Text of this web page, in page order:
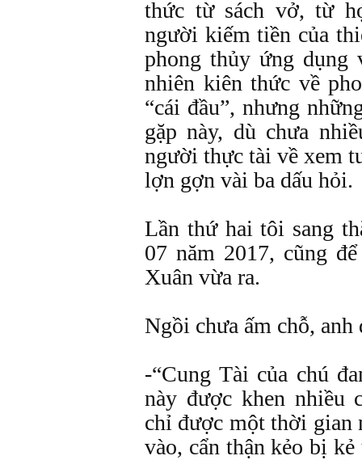
thức từ sách vở, từ
người kiếm tiền của
phong thủy ứng dụng
nhiên kiên thức về
“cái đầu”, nhưng
gặp này, dù chưa
người thực tài về xem
lợn gợn vài ba dấu hỏi.
Lần thứ hai tôi sang
07 năm 2017, cũng
Xuân vừa ra.
Ngồi chưa ấm chỗ,
-“Cung Tài của chú
này được khen nhiều
chỉ được một thời gian
vào, cẩn thận kẻo bị